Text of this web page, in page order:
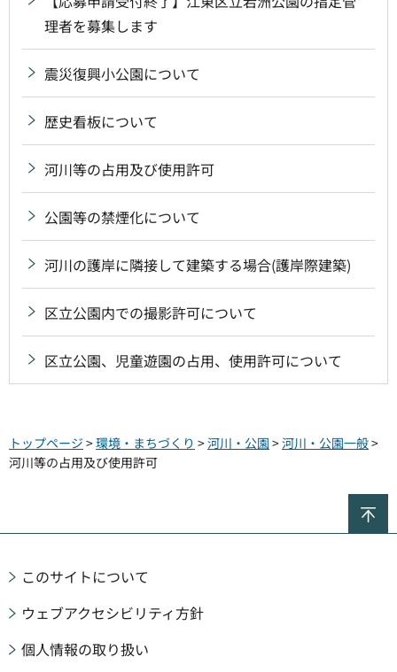
理者を募集します
震災復興小公園について
歴史看板について
河川等の占用及び使用許可
公園等の禁煙化について
河川の護岸に隣接して建築する場合(護岸際建築)
区立公園内での撮影許可について
区立公園、児童遊園の占用、使用許可について
トップページ >環境・まちづくり >河川・公園 >河川・公園一般>
河川等の占用及び使用許可
このサイトについて
ウェブアクセシビリティ方針
個人情報の取り扱い